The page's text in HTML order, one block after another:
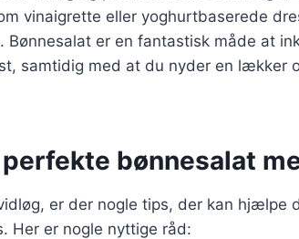
vinaigrette eller yoghurtbaserede
er en fantastisk måde at
samtidig med at du nyder en lækker
bønnesalat
er der nogle tips, der kan hjælpe
Her er nogle nyttige råd: